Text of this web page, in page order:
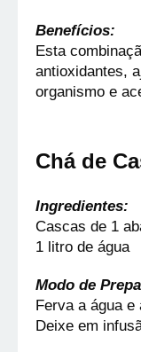
Benefícios:
Esta
antioxidantes,
organismo e
Chá de
Ingredientes:
Cascas de 1
1 litro de água
Modo de
Ferva a água
Deixe em